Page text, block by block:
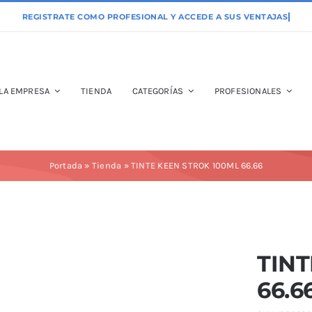
LA EMPRESA TIENDA CATEGORÍAS PROFESIONALES
Portada » Tienda » TINTE KEEN STROK 100ML 66.66